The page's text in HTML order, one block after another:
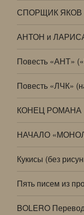
СПОРЩИК ЯКОВ
АНТОН и ЛАРИСА
Повесть «АНТ»
Повесть «ЛЧК»
КОНЕЦ РОМАНА
НАЧАЛО
Кукисы (без
Пять писем из
BOLERO